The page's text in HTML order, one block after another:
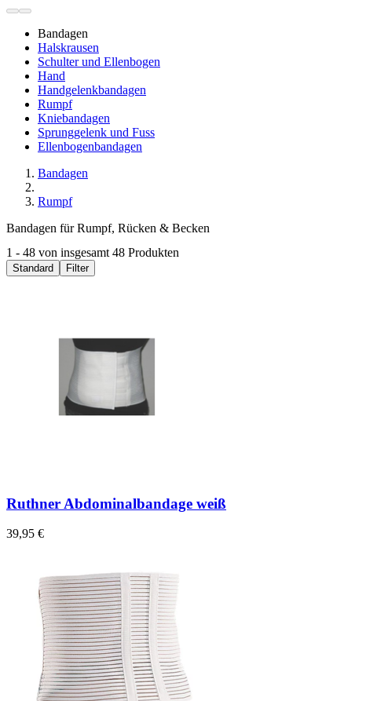
Bandagen
Halskrausen
Schulter und Ellenbogen
Hand
Handgelenkbandagen
Rumpf
Kniebandagen
Sprunggelenk und Fuss
Ellenbogenbandagen
Bandagen
Rumpf
Bandagen für Rumpf, Rücken & Becken
1 - 48 von insgesamt 48 Produkten
Standard Filter
Ruthner Abdominalbandage weiß
39,95 €